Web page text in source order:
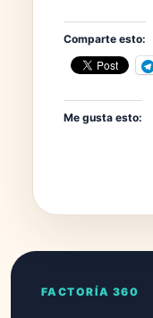
Comparte esto:
Me gusta esto:
FACTORÍA 360